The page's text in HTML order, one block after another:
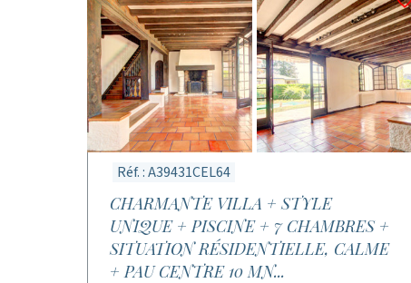
Réf. : A39431CEL64
CHARMANTE VILLA + STYLE
UNIQUE + PISCINE + 7 CHAMBRES +
SITUATION RÉSIDENTIELLE, CALME
+ PAU CENTRE 10 MN...